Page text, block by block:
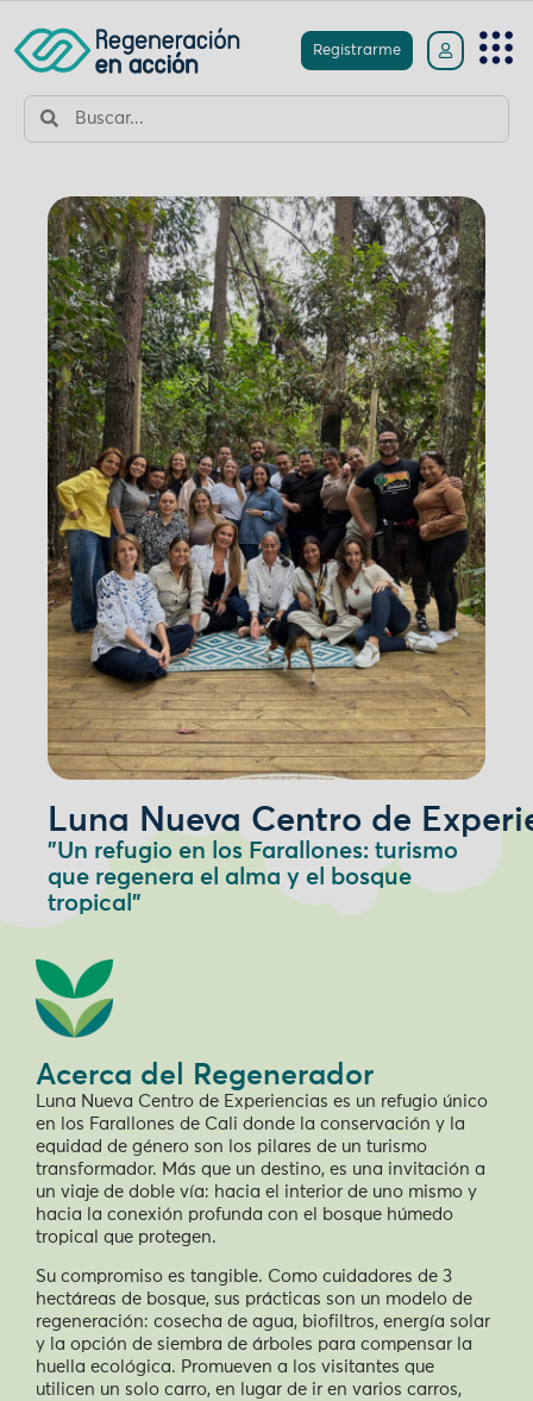
Registrarme
Luna Nueva Centro de
"Un refugio en los Farallones: turismo
que regenera el alma y el bosque
tropical"
Acerca del Regenerador
Luna Nueva Centro de Experiencias es un refugio único
en los Farallones de Cali donde la conservación y la
equidad de género son los pilares de un turismo
transformador. Más que un destino, es una invitación a
un viaje de doble vía: hacia el interior de uno mismo y
hacia la conexión profunda con el bosque húmedo
tropical que protegen.
Su compromiso es tangible. Como cuidadores de 3
hectáreas de bosque, sus prácticas son un modelo de
regeneración: cosecha de agua, biofiltros, energía solar
y la opción de siembra de árboles para compensar la
huella ecológica. Promueven a los visitantes que
utilicen un solo carro, en lugar de ir en varios carros,